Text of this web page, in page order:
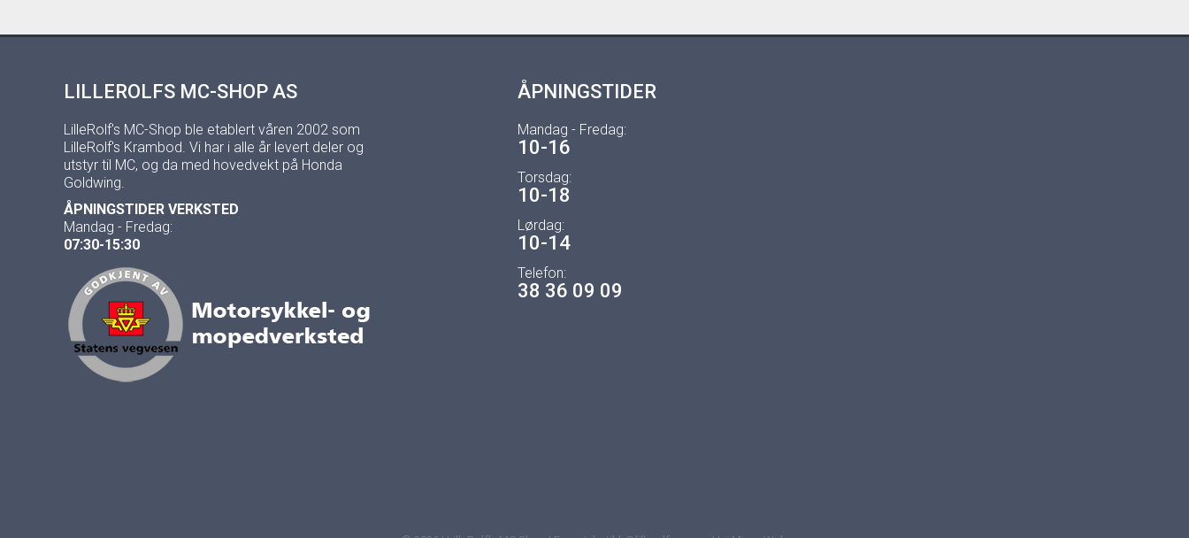
LILLEROLFS MC-SHOP AS
LilleRolf's MC-Shop ble etablert våren 2002 som
LilleRolf's Krambod. Vi har i alle år levert deler og
utstyr til MC, og da med hovedvekt på Honda
Goldwing.
ÅPNINGSTIDER VERKSTED
Mandag - Fredag:
07:30-15:30
ÅPNINGSTIDER
Mandag - Fredag:
10-16
Torsdag:
10-18
Lørdag:
10-14
Telefon:
38 36 09 09